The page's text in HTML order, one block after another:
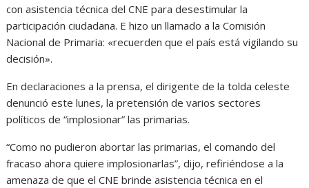
con asistencia técnica del CNE para desestimular la
participación ciudadana. E hizo un llamado a la Comisión
Nacional de Primaria: «recuerden que el país está vigilando su
decisión».
En declaraciones a la prensa, el dirigente de la tolda celeste
denunció este lunes, la pretensión de varios sectores
políticos de “implosionar” las primarias.
“Como no pudieron abortar las primarias, el comando del
fracaso ahora quiere implosionarlas”, dijo, refiriéndose a la
amenaza de que el CNE brinde asistencia técnica en el